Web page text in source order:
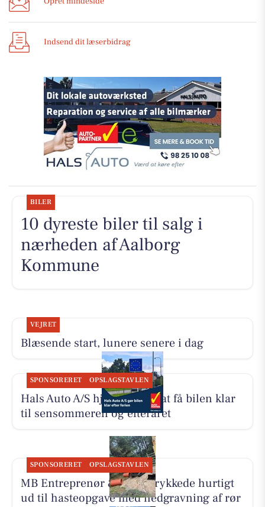
Indsend dit læserbidrag
BILER
10 dyreste biler til salg i
nærheden af Aalborg
Kommune
VEJRET
Blæsende start, lunere senere i dag
SPONSORERET OPSLAGSTAVLEN
Hals Auto A/S hjælper med at få bilen klar
til sensommeren og efteråret
SPONSORERET OPSLAGSTAVLEN
MB Entreprenør & Anlæg rykkede hurtigt
ud til hasteopgave med nedgravning af rør